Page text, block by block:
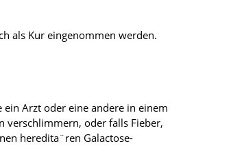
als Kur eingenommen werden.
Arzt oder eine andere in einem
verschlimmern, oder falls Fieber,
heredita¨ren Galactose-